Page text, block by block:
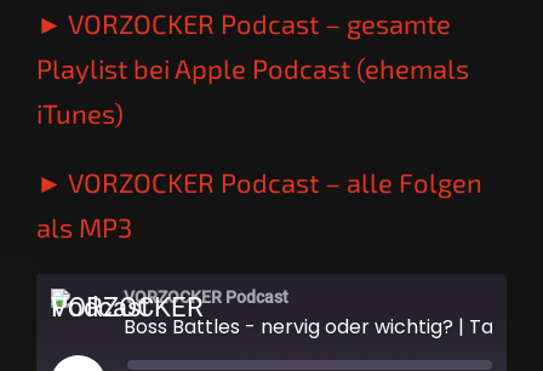
► VORZOCKER Podcast – gesamte
Playlist bei Apple Podcast (ehemals
iTunes)
► VORZOCKER Podcast – alle Folgen
als MP3
VORZOCKER Podcast
Boss Battles - nervig oder wichtig? | Talk